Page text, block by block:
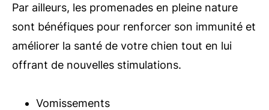
Par ailleurs, les promenades en pleine nature
sont bénéfiques pour renforcer son immunité et
améliorer la santé de votre chien tout en lui
offrant de nouvelles stimulations.
Vomissements